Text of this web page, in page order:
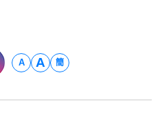
A A 簡